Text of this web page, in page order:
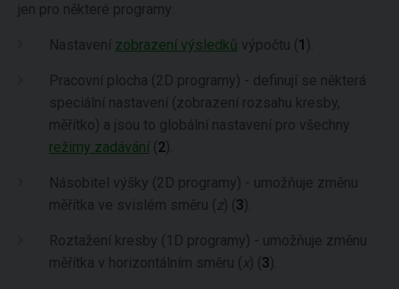
jen pro některé programy:
Nastavení zobrazení výsledků výpočtu ( 1 ).
Pracovní plocha (2D programy) - definují se některá
speciální nastavení (zobrazení rozsahu kresby,
měřítko) a jsou to globální nastavení pro všechny
režimy zadávání ( 2).
Násobitel výšky (2D programy) - umožňuje změnu
měřítka ve svislém směru ( z) ( 3).
Roztažení kresby (1D programy) - umožňuje změnu
měřítka v horizontálním směru ( x) ( 3).